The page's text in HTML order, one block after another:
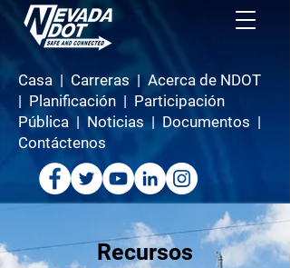
Casa | Carreras | Acerca de NDOT
| Planificación | Participación
Pública | Noticias| Documentos |
Contáctenos
Recursos